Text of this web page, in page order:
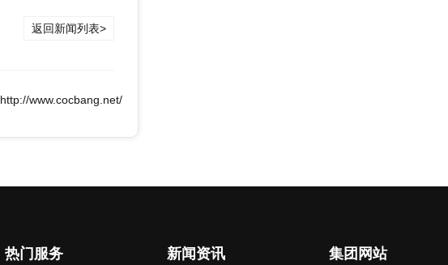
返回新闻列表>
http://www.cocbang.net/
热门服务 新闻资讯 集团网站